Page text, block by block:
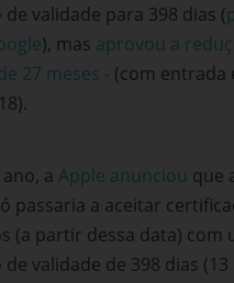
validade para 398 dias (
), mas aprovou a
27 meses - (com entrada
a Apple anunciou que
passaria a aceitar
(a partir dessa data) com
validade de 398 dias (13